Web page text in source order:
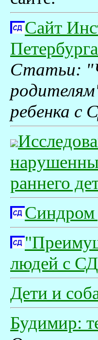
Сайт
Статьи:
ребенка с
раннего
Синдром
людей с
Дети и
Будимир: